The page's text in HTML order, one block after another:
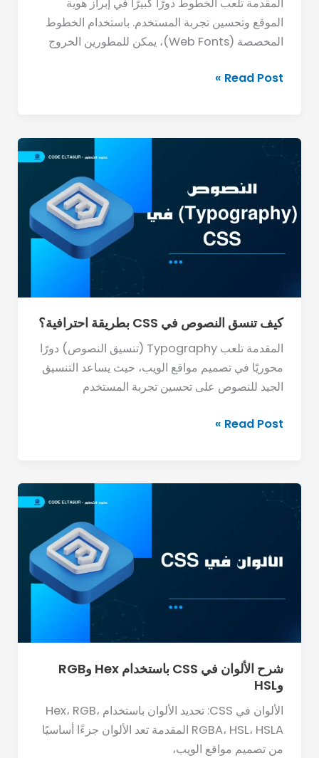
الموقع وتحسين تجربة المستخدم. باستخدام الخطوط
المخصصة (Web Fonts)، يمكن للمطورين الخروج
Read Post »
كيف تنسق النصوص في CSS بطريقة احترافية؟
المقدمة تلعب Typography (تنسيق النصوص) دورًا
محوريًا في تصميم مواقع الويب، حيث يساعد التنسيق
الجيد للنصوص على تحسين تجربة المستخدم
كيف
النصوص
في
CSS
Read Post »
شرح الألوان في CSS باستخدام Hex وRGB
وHSL
الألوان في CSS: تحديد الألوان باستخدام Hex، RGB،
RGBA، HSL، HSLA المقدمة تعد الألوان جزءًا أساسيًا
من تصميم مواقع الويب،
شرح
باستخدام